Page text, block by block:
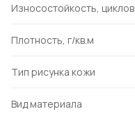
Износостойкость, циклов
Плотность, г/кв.м
Тип рисунка кожи
Вид материала